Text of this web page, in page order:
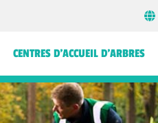
CENTRES D’ACCUEIL D’ARBRES